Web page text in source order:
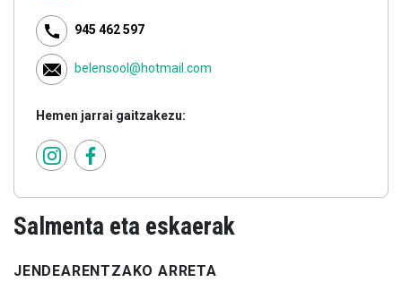
945 462 597
belensool@hotmail.com
Hemen jarrai gaitzakezu:
Salmenta eta eskaerak
JENDEARENTZAKO ARRETA